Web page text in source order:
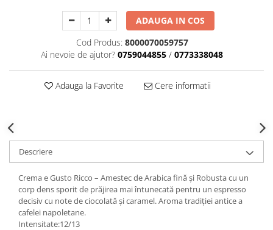
ADAUGA IN COS
Cod Produs: 8000070059757
Ai nevoie de ajutor? 0759044855 / 0773338048
Adauga la Favorite Cere informatii
Descriere
Crema e Gusto Ricco – Amestec de Arabica fină și Robusta cu un
corp dens sporit de prăjirea mai întunecată pentru un espresso
decisiv cu note de ciocolată și caramel. Aroma tradiției antice a
cafelei napoletane.
Intensitate:12/13